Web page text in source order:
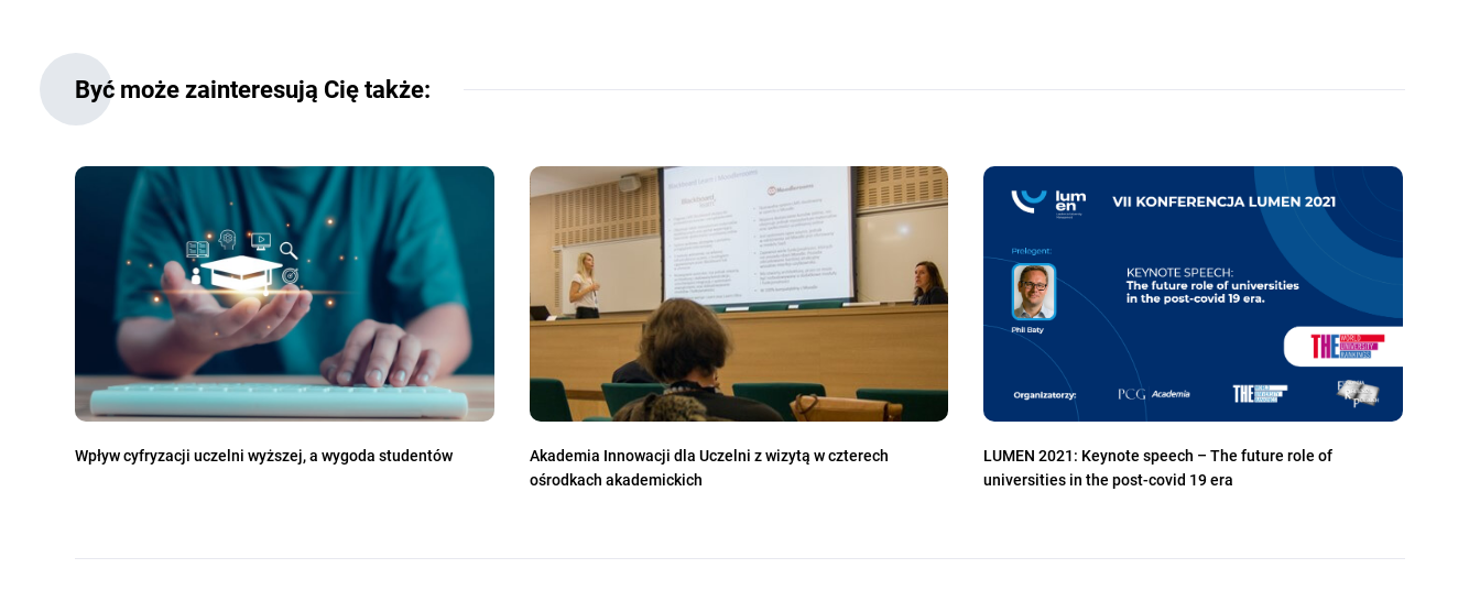
Być może zainteresują Cię także:
Wpływ cyfryzacji uczelni wyższej, a wygoda studentów
Akademia Innowacji dla Uczelni z wizytą w czterech
ośrodkach akademickich
LUMEN 2021: Keynote speech – The future role of
universities in the post-covid 19 era